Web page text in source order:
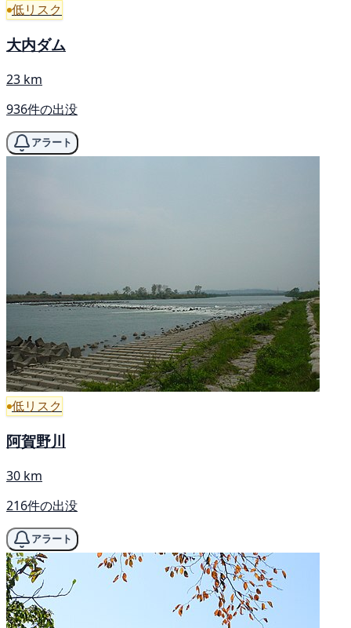
低リスク
大内ダム
23 km
936件の出没
アラート
低リスク
阿賀野川
30 km
216件の出没
アラート